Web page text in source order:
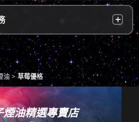
異常出貨情況，將另外通知您）。
：線上支付成功並至便利店取貨者須核
，取貨人必須是商品託運單上的收件
件人請勿使用暱稱、假名以免無法順利
：至便利店付款並取貨者，請確認您提
時的暱稱與包裹是否一致，順利付款後
貨。
：使用超商到店未取貨者，或會影響
達門市後，會寄送簡訊通知取貨，請至
知門市人員您訂購時所填寫的聯絡電話
，並付款取貨。
灣法律政策原因，包裝上不會註明內容
謝理解。
封請全程錄影，已確保雙方權益。
有任何瑕疵問題，請拍照/錄影並聯絡本
，以利於退/換貨保固處理。
賞期內有任何非人為問題，可免費退/換
過七天鑑賞期後若要退/換全新未拆封非
品，將收取總金額的20%服務費，並需
油 草莓優格
煙油精選專賣店